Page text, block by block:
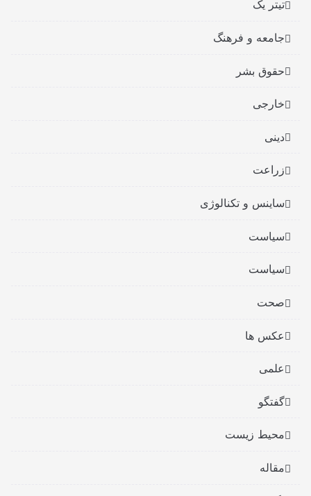
تیتر یک
جامعه و فرهنگ
حقوق بشر
خارجی
دینی
زراعت
ساینس و تکنالوژی
سیاست
سیاست
صحت
عکس ها
علمی
گفتگو
محیط زیست
مقاله